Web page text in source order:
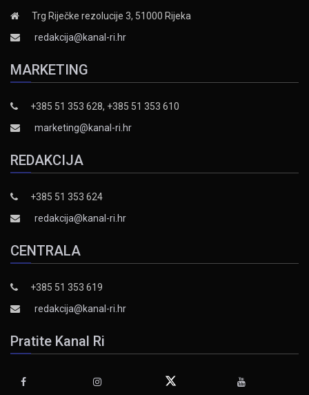
Trg Riječke rezolucije 3, 51000 Rijeka
redakcija@kanal-ri.hr
MARKETING
+385 51 353 628, +385 51 353 610
marketing@kanal-ri.hr
REDAKCIJA
+385 51 353 624
redakcija@kanal-ri.hr
CENTRALA
+385 51 353 619
redakcija@kanal-ri.hr
Pratite Kanal Ri